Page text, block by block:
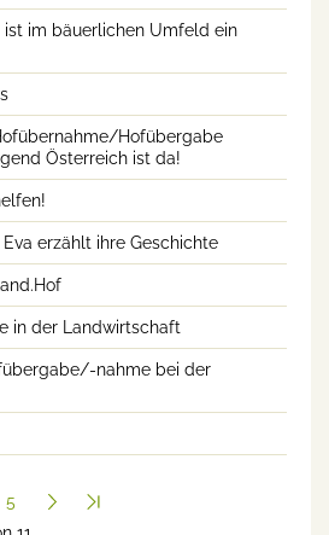
ist im bäuerlichen Umfeld ein
Hofübergabe
Österreich ist da!
erzählt ihre Geschichte
in der Landwirtschaft
nahme bei der
5